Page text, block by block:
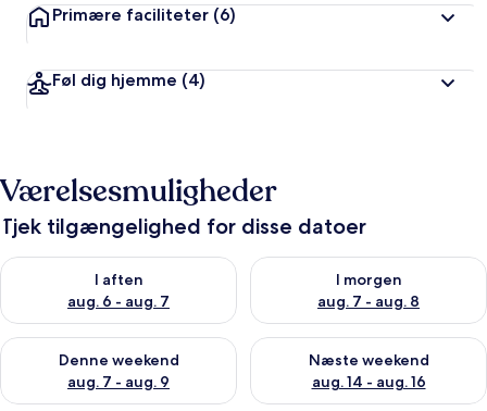
Primære faciliteter (6)
Føl dig hjemme (4)
Værelsesmuligheder
Tjek tilgængelighed for disse datoer
I aften
aug. 6 - aug. 7
Tjek tilgængelighed for i aften aug. 6 - aug. 7
I morgen
aug. 7 - aug. 8
Tjek tilgængelighed for i
Denne weekend
aug. 7 - aug. 9
Tjek tilgængelighed for denne weekend aug. 7 - aug. 9
Næste weekend
aug. 14 - aug. 16
Tjek tilgængelighed for næste